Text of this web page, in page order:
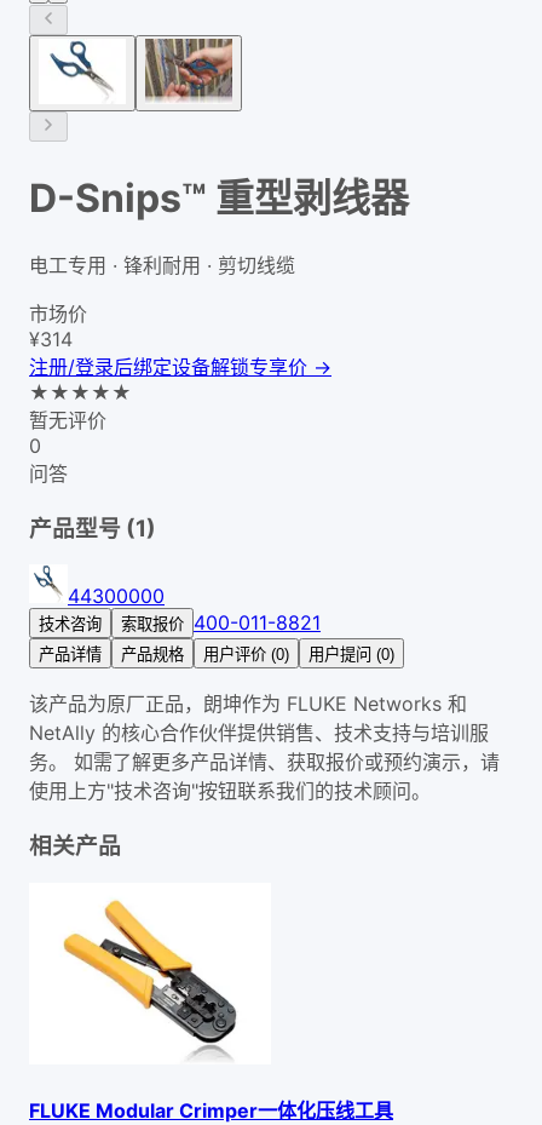
D-Snips™ 重型剥线器
电工专用 · 锋利耐用 · 剪切线缆
市场价
¥314
注册/登录后绑定设备解锁专享价 →
★ ★ ★ ★ ★
暂无评价
0
问答
产品型号 (1)
44300000
技术咨询 索取报价 400-011-8821
产品详情 产品规格 用户评价 (0) 用户提问 (0)
该产品为原厂正品，朗坤作为 FLUKE Networks 和
NetAlly 的核心合作伙伴提供销售、技术支持与培训服
务。 如需了解更多产品详情、获取报价或预约演示，请
使用上方"技术咨询"按钮联系我们的技术顾问。
相关产品
FLUKE Modular Crimper一体化压线工具